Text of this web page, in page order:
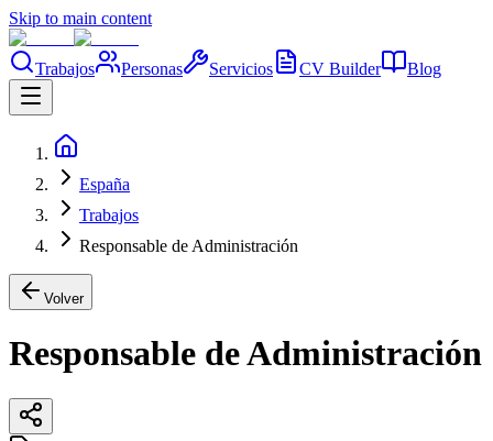
Skip to main content
Trabajos Personas Servicios CV Builder Blog
España
Trabajos
Responsable de Administración
Volver
Responsable de Administración